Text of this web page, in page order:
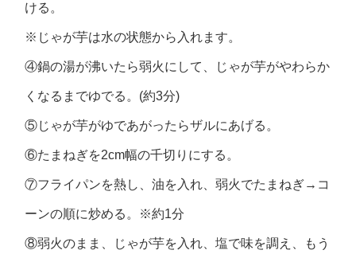
ける。
※じゃが芋は水の状態から入れます。
④鍋の湯が沸いたら弱火にして、じゃが芋がやわらか
くなるまでゆでる。(約3分)
⑤じゃが芋がゆであがったらザルにあげる。
⑥たまねぎを2cm幅の千切りにする。
⑦フライパンを熱し、油を入れ、弱火でたまねぎ→コ
ーンの順に炒める。※約1分
⑧弱火のまま、じゃが芋を入れ、塩で味を調え、もう